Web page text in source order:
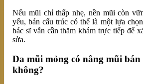
Nếu mũi chỉ thấp nhẹ, nền mũi còn
yếu, bán cấu trúc có thể là một lựa
bác sĩ vẫn cần thăm khám trực tiếp để
sửa.
Da mũi mỏng có nâng mũi
không?